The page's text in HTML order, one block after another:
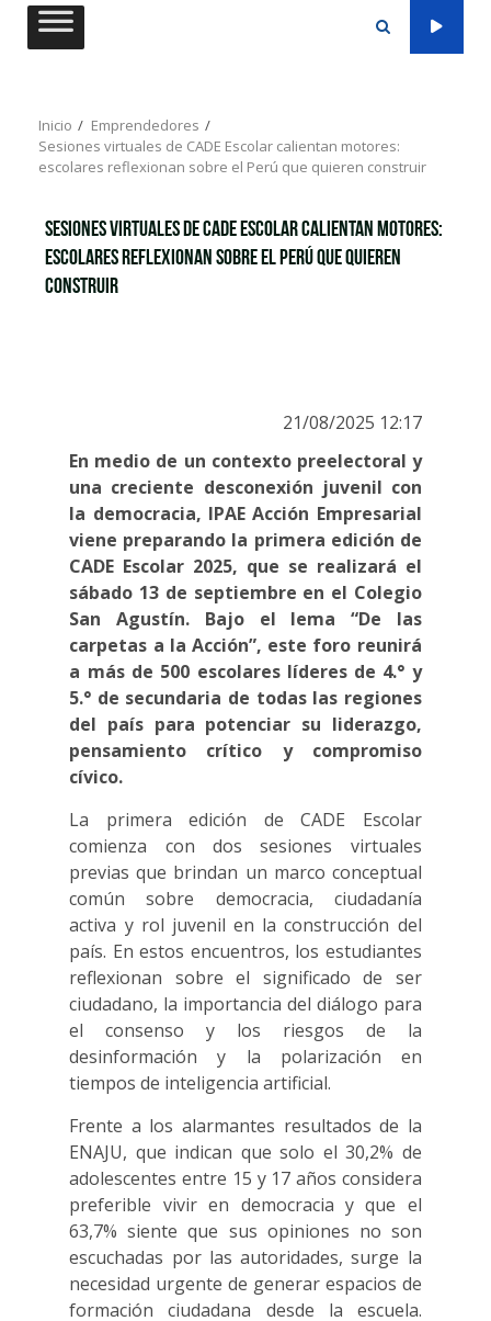
Saltar
Inicio
Emprendedores
Sesiones virtuales de CADE Escolar calientan motores:
escolares reflexionan sobre el Perú que quieren construir
Sesiones virtuales de CADE Escolar calientan motores:
escolares reflexionan sobre el Perú que quieren
construir
21/08/2025 12:17
En medio de un contexto preelectoral y
una creciente desconexión juvenil con
la democracia, IPAE Acción Empresarial
viene preparando la primera edición de
CADE Escolar 2025, que se realizará el
sábado 13 de septiembre en el Colegio
San Agustín. Bajo el lema “De las
carpetas a la Acción”, este foro reunirá
a más de 500 escolares líderes de 4.° y
5.° de secundaria de todas las regiones
del país para potenciar su liderazgo,
pensamiento crítico y compromiso
cívico.
La primera edición de CADE Escolar
comienza con dos sesiones virtuales
previas que brindan un marco conceptual
común sobre democracia, ciudadanía
activa y rol juvenil en la construcción del
país. En estos encuentros, los estudiantes
reflexionan sobre el significado de ser
ciudadano, la importancia del diálogo para
el consenso y los riesgos de la
desinformación y la polarización en
tiempos de inteligencia artificial.
Frente a los alarmantes resultados de la
ENAJU, que indican que solo el 30,2% de
adolescentes entre 15 y 17 años considera
preferible vivir en democracia y que el
63,7% siente que sus opiniones no son
escuchadas por las autoridades, surge la
necesidad urgente de generar espacios de
formación ciudadana desde la escuela.